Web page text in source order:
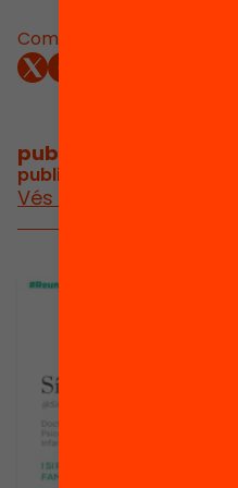
Comparteix:
publicacions i vídeos
publicacions i vídeos
Vés a publicacions i